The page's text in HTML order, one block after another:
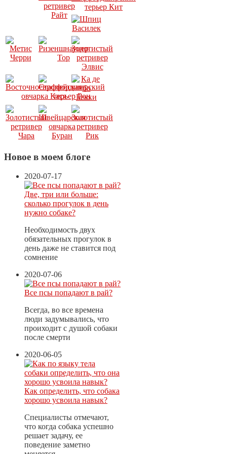
Новое в моем блоге
2020-07-17
Две, три или больше:
сколько прогулок в день
нужно собаке?
Необходимость двух
обязательных прогулок в
день даже не ставится под
сомнение
2020-07-06
Все псы попадают в рай?
Всегда, во все времена
люди задумывались, что
проиходит с душой собаки
после смерти
2020-06-05
Как определить, что собака
хорошо усвоила навык?
Специалисты отмечают,
что когда собака успешно
решает задачу, ее
поведение заметно